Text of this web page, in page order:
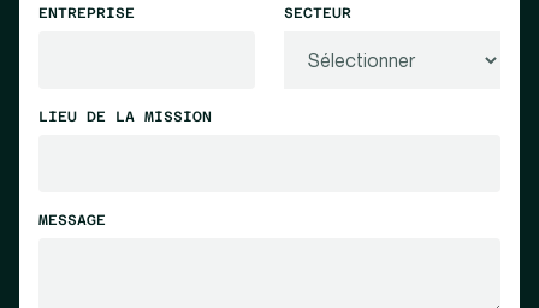
ENTREPRISE SECTEUR
LIEU DE LA MISSION
MESSAGE